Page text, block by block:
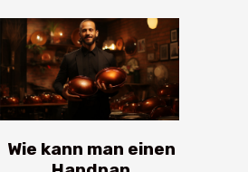
Wie kann man einen